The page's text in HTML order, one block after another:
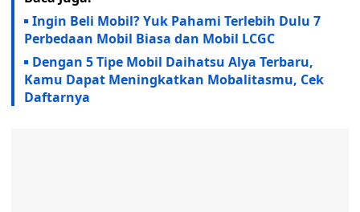
Ingin Beli Mobil? Yuk Pahami Terlebih Dulu 7
Perbedaan Mobil Biasa dan Mobil LCGC
Dengan 5 Tipe Mobil Daihatsu Alya Terbaru,
Kamu Dapat Meningkatkan Mobalitasmu, Cek
Daftarnya